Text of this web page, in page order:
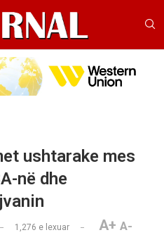
ushtarake mes
në dhe
1,276 e lexuar A+ A-